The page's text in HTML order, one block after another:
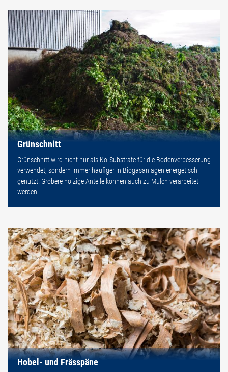
Grünschnitt
Grünschnitt wird nicht nur als Ko-Substrate für die Bodenverbesserung
verwendet, sondern immer häufiger in Biogasanlagen energetisch
genutzt. Gröbere holzige Anteile können auch zu Mulch verarbeitet
werden.
Hobel- und Frässpäne